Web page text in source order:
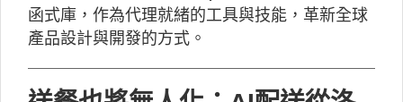
函式庫，作為代理就緒的工具與技能，革新全球
產品設計與開發的方式。